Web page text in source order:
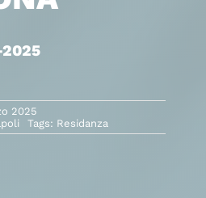
2025
Tags: Residanza